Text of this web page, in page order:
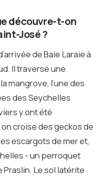
découvre-t-on
José ?
de Baie Laraie à
Il traverse une
mangrove, l’une des
des Seychelles
y ont été
croise des geckos de
escargots de mer et,
- un perroquet
Le sol latérite